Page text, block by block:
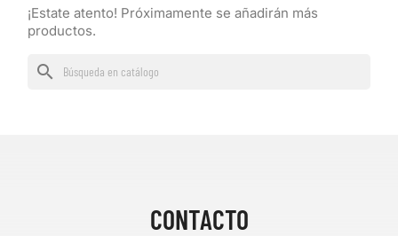
¡Estate atento! Próximamente se añadirán más
productos.
search
CONTACTO